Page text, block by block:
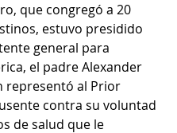
que congregó a 20
estuvo presidido
general para
el padre Alexander
representó al Prior
contra su voluntad
de salud que le